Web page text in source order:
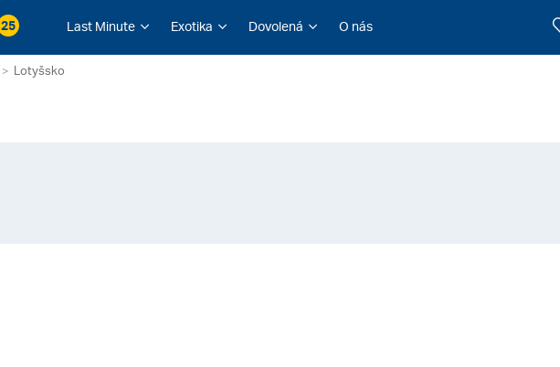
25 Last Minute Exotika Dovolená O nás
Lotyšsko